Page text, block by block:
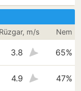
Rüzgar, m/s Nem
3.8 65%
4.9 47%